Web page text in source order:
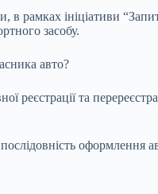
в рамках ініціативи
засобу.
авто?
та
оформлення